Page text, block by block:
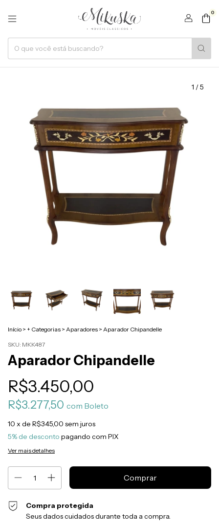
0
1 /5
Início > + Categorias > Aparadores > Aparador Chipandelle
SKU: MKK487
Aparador Chipandelle
R$3.450,00
R$3.277,50 com Boleto
10 x de R$345,00 sem juros
5% de desconto pagando com PIX
Ver mais detalhes
Compra protegida
Seus dados cuidados durante toda a compra.